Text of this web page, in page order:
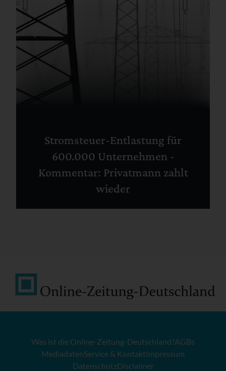
Stromsteuer-Entlastung für
600.000 Unternehmen -
Kommentar: Privatmann zahlt
wieder
Was ist die Online-Zeitung-Deutschland?AGBs
MediadatenService & KontaktImpressum
DatenschutzDisclaimer